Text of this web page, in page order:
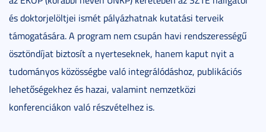
és doktorjelöltjei ismét pályázhatnak kutatási terveik
támogatására. A program nem csupán havi rendszerességű
ösztöndíjat biztosít a nyerteseknek, hanem kaput nyit a
tudományos közösségbe való integrálódáshoz, publikációs
lehetőségekhez és hazai, valamint nemzetközi
konferenciákon való részvételhez is.